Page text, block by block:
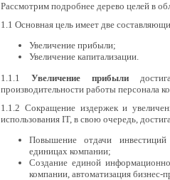
Рассмотрим подробнее дерево целей в
1.1 Основная цель имеет две
Увеличение прибыли;
Увеличение капитализации.
1.1.1 Увеличение прибыли
производительности работы персонала
1.1.2 Сокращение издержек и
использования IT, в свою очередь,
Повышение отдачи
единицах компании;
Создание единой
компании, автоматизация бизнес-